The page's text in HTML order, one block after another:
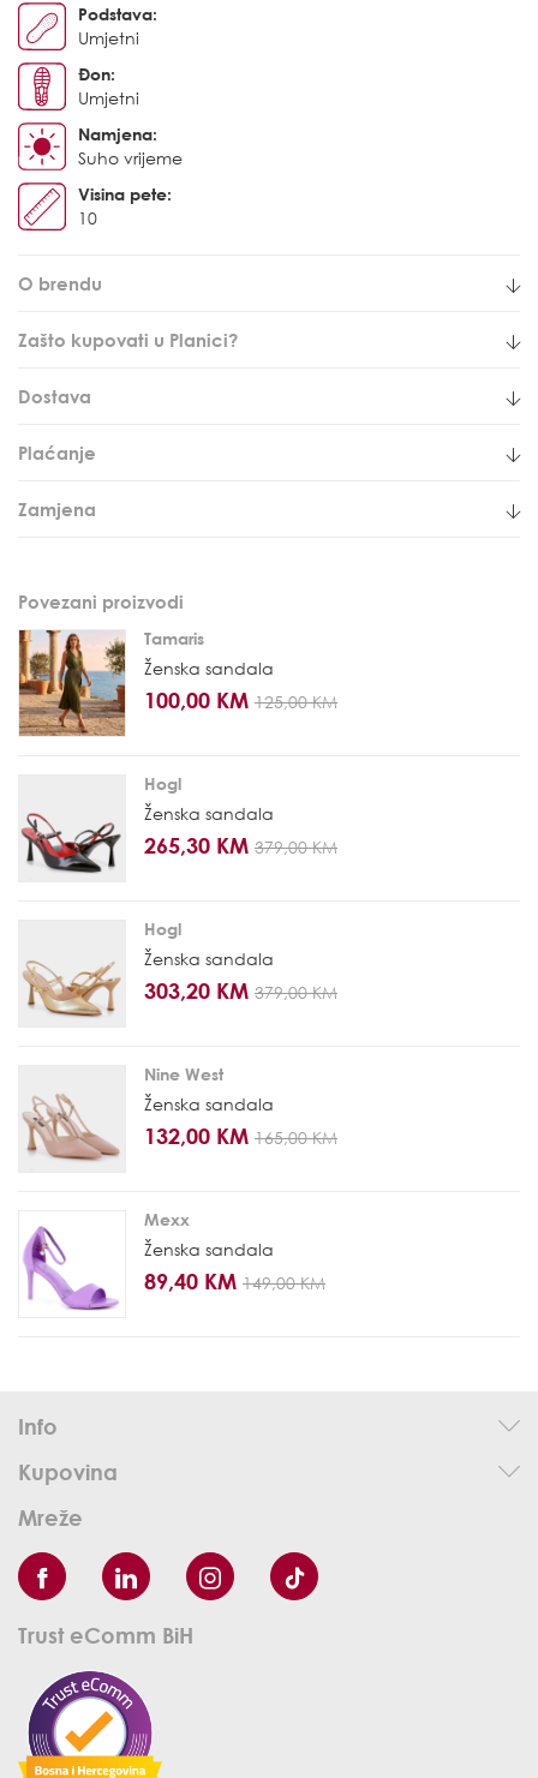
Podstava:
Umjetni
Đon:
Umjetni
Namjena:
Suho vrijeme
Visina pete:
10
O brendu
Zašto kupovati u Planici?
Dostava
Plaćanje
Zamjena
Povezani proizvodi
Tamaris
Ženska sandala
100,00 KM 125,00 KM
Hogl
Ženska sandala
265,30 KM 379,00 KM
Hogl
Ženska sandala
303,20 KM 379,00 KM
Nine West
Ženska sandala
132,00 KM 165,00 KM
Mexx
Ženska sandala
89,40 KM 149,00 KM
Info
Kupovina
Mreže
Trust eComm BiH